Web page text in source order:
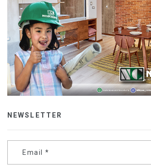
NEWSLETTER
Email *